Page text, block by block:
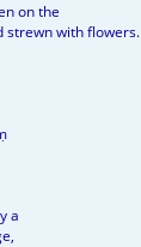
on the
strewn with flowers.
a